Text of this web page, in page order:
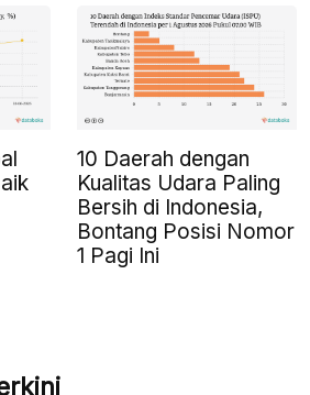
10 Daerah dengan
Kualitas Udara Paling
Bersih di Indonesia,
Bontang Posisi Nomor
1 Pagi Ini